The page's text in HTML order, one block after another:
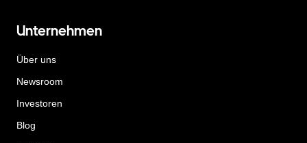
Unternehmen
Über uns
Newsroom
Investoren
Blog